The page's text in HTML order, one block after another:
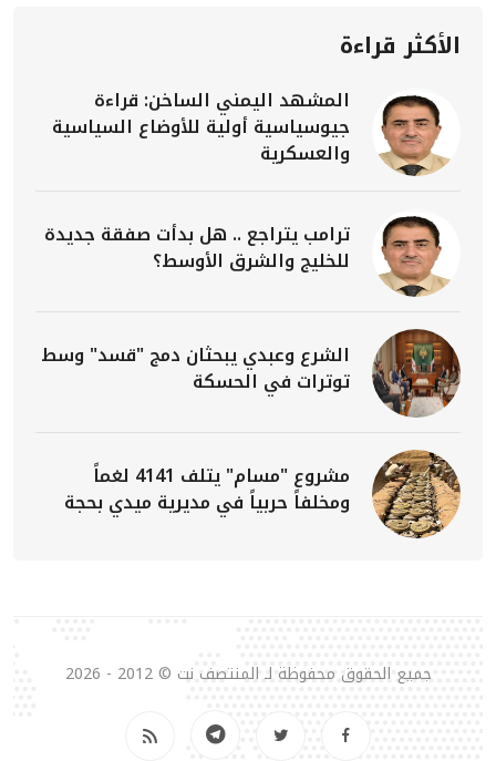
الأكثر قراءة
المشهد اليمني الساخن: قراءة
جيوسياسية أولية للأوضاع السياسية
والعسكرية
ترامب يتراجع .. هل بدأت صفقة جديدة
للخليج والشرق الأوسط؟
الشرع وعبدي يبحثان دمج "قسد" وسط
توترات في الحسكة
مشروع "مسام" يتلف 4141 لغماً
ومخلفاً حربياً في مديرية ميدي بحجة
جميع الحقوق محفوظة لـ المنتصف نت © 2012 - 2026